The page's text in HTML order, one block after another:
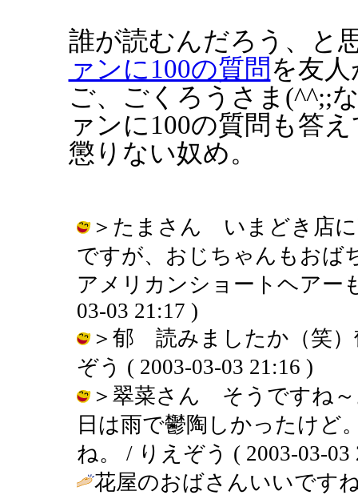
誰が読むんだろう、と
ァンに100の質問を友
ご、ごくろうさま(^^;;
ァンに100の質問も答
懲りない奴め。
＞たまさん いまどき店に
ですが、おじちゃんもおば
アメリカンショートヘアー
03-03 21:17 )
＞郁 読みましたか（笑）
ぞう ( 2003-03-03 21:16 )
＞翠菜さん そうですね～
日は雨で鬱陶しかったけど
ね。 / りえぞう ( 2003-03-03
花屋のおばさんいいです